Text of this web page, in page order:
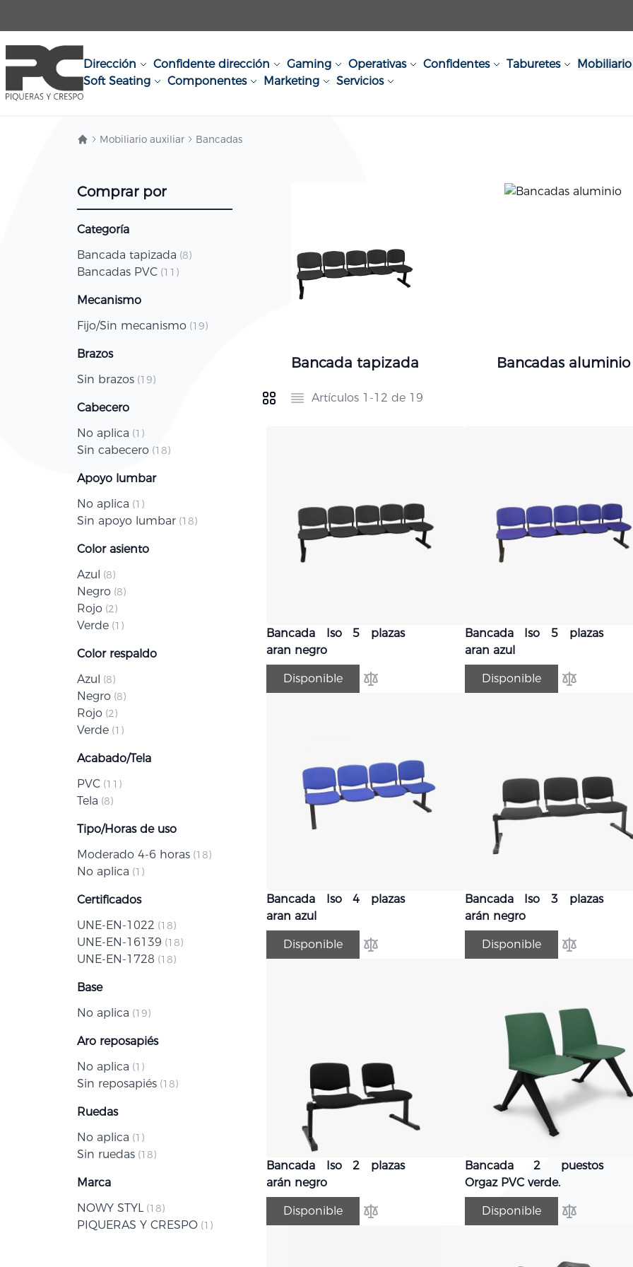
Dirección Confidente dirección Gaming Operativas Confidentes Taburetes
Soft Seating
Componentes Marketing Servicios
Mobiliario auxiliar Bancadas
Bancada tapizada Bancadas aluminio
Ver como
Artículos 1 -12 de 19
Bancada Iso 5 plazas
aran negro
Disponible
Añadir para comparar
Bancada Iso 5 plazas
aran azul
Disponible
Añadir para
Bancada Iso 4 plazas
aran azul
Disponible
Añadir para comparar
Bancada Iso 3 plazas
arán negro
Disponible
Añadir para
Bancada Iso 2 plazas
arán negro
Disponible
Añadir para comparar
Bancada 2 puestos
Orgaz PVC verde.
Disponible
Añadir para
Comprar por
Categoría
Bancada tapizada 8
artículo
Bancadas PVC 11
artículo
Mecanismo
Fijo/Sin mecanismo 19
artículo
Brazos
Sin brazos 19
artículo
Cabecero
No aplica 1
artículo
Sin cabecero 18
artículo
Apoyo lumbar
No aplica 1
artículo
Sin apoyo lumbar 18
artículo
Color asiento
Azul 8
artículo
Negro 8
artículo
Rojo 2
artículo
Verde 1
artículo
Color respaldo
Azul 8
artículo
Negro 8
artículo
Rojo 2
artículo
Verde 1
artículo
Acabado/Tela
PVC 11
artículo
Tela 8
artículo
Tipo/Horas de uso
Moderado 4-6 horas 18
artículo
No aplica 1
artículo
Certificados
UNE-EN-1022 18
artículo
UNE-EN-16139 18
artículo
UNE-EN-1728 18
artículo
Base
No aplica 19
artículo
Aro reposapiés
No aplica 1
artículo
Sin reposapiés 18
artículo
Ruedas
No aplica 1
artículo
Sin ruedas 18
artículo
Marca
NOWY STYL 18
artículo
PIQUERAS Y CRESPO 1
artículo